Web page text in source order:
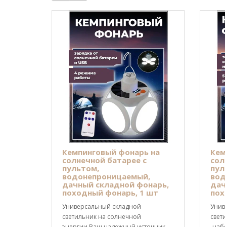
Кемпинговый фонарь на
солнечной батарее с
пультом,
водонепроницаемый,
дачный складной фонарь,
походный фонарь, 1 шт
Универсальный складной
светильник на солнечной